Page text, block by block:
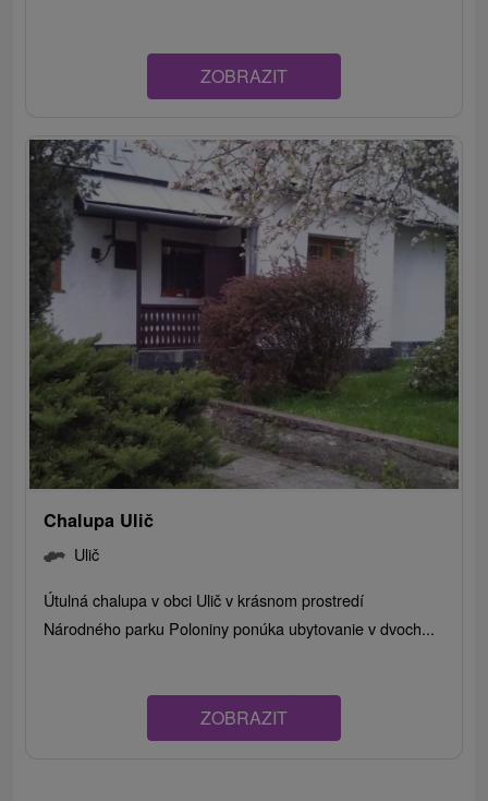
ZOBRAZIT
Chalupa Ulič
Ulič
Útulná chalupa v obci Ulič v krásnom prostredí
Národného parku Poloniny ponúka ubytovanie v dvoch...
ZOBRAZIT